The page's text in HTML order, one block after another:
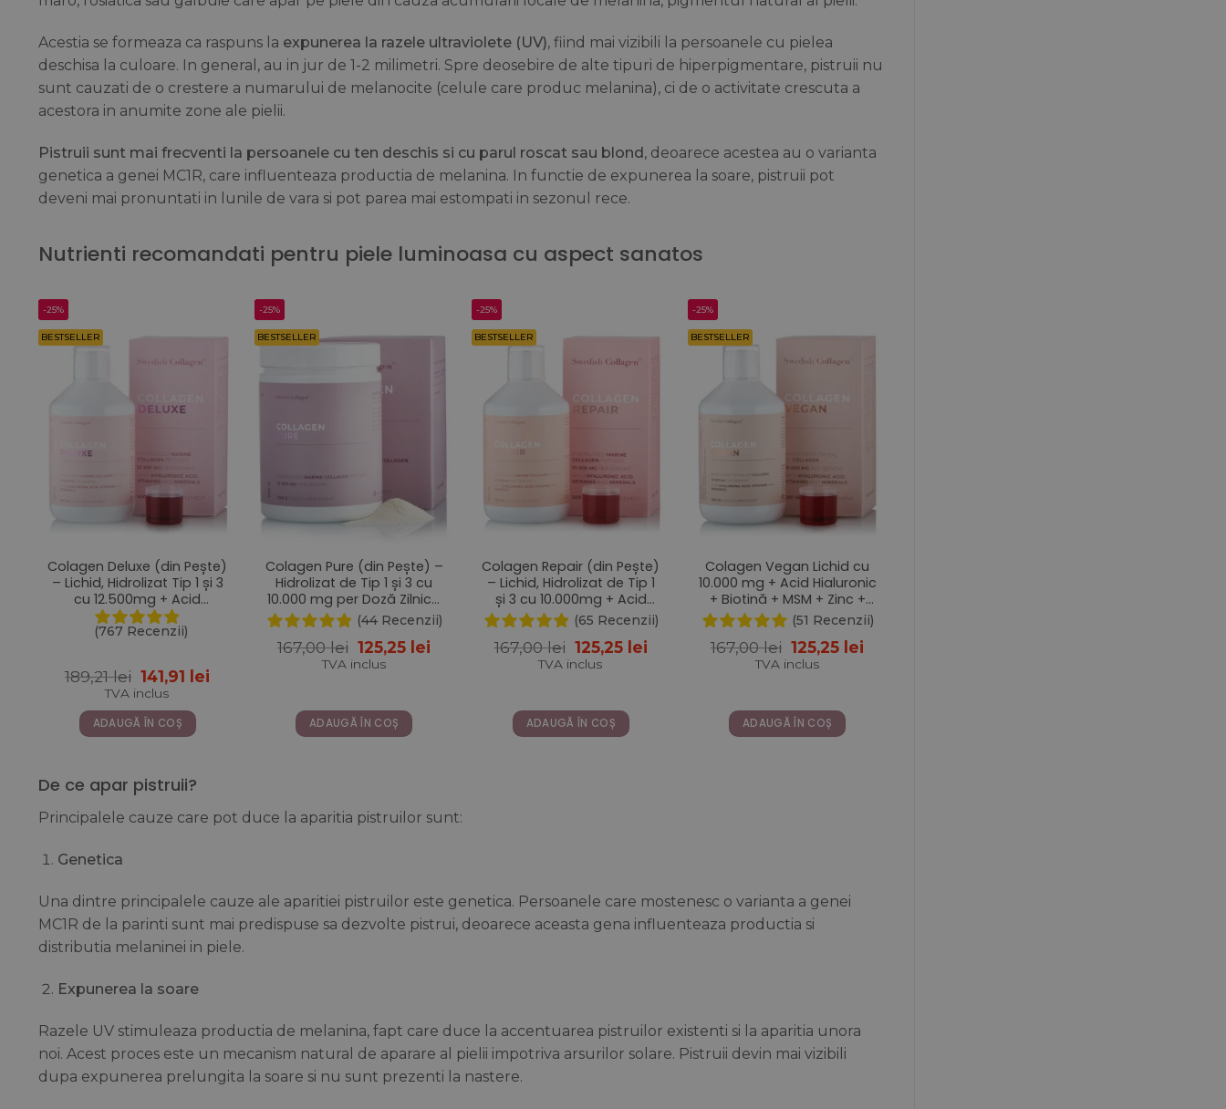
Acestia se formeaza ca raspuns la expunerea la razele ultraviolete (UV), fiind mai vizibili la persoanele cu pielea
deschisa la culoare. In general, au in jur de 1-2 milimetri. Spre deosebire de alte tipuri de hiperpigmentare, pistruii nu
sunt cauzati de o crestere a numarului de melanocite (celule care produc melanina), ci de o activitate crescuta a
acestora in anumite zone ale pielii.
Pistruii sunt mai frecventi la persoanele cu ten deschis si cu parul roscat sau blond, deoarece acestea au o varianta
genetica a genei MC1R, care influenteaza productia de melanina. In functie de expunerea la soare, pistruii pot
deveni mai pronuntati in lunile de vara si pot parea mai estompati in sezonul rece.
Nutrienti recomandati pentru piele luminoasa cu aspect sanatos
-25%
BESTSELLER
Colagen Deluxe (din Pește)
– Lichid, Hidrolizat Tip 1 și 3
cu 12.500mg + Acid
Hialuronic 75 mg + Biotină
5000 mcg + MSM + Zinc +
(767 Recenzii)
189,21lei Prețul
inițial
a
fost:
189,21 lei.
141,91 lei
TVA inclus
ADAUGĂ ÎN COȘ
-25%
BESTSELLER
Colagen Pure (din Pește) –
Hidrolizat de Tip 1 și 3 cu
10.000 mg per Doză Zilnică
– Sub formă de Pulbere cu
300 g
(44 Recenzii)
167,00lei Prețul
inițial
167,00 lei.
125,25 lei
TVA inclus
ADAUGĂ ÎN COȘ
-25%
BESTSELLER
Colagen Repair (din Pește)
– Lichid, Hidrolizat de Tip 1
și 3 cu 10.000mg + Acid
Hialuronic + Biotină + MSM
+ Zinc + Siliciu + Vitamine –
500ml
(65 Recenzii)
167,00lei Prețul
inițial
167,00 lei.
125,25 leiPrețul
TVA inclus
ADAUGĂ ÎN COȘ
-25%
BESTSELLER
Colagen Vegan Lichid cu
10.000 mg + Acid Hialuronic
+ Biotină + MSM + Zinc +
Siliciu + Seleniu + Vitamine
– 500 ml
(51 Recenzii)
167,00lei Prețul
inițial
167,00 lei.
125,25 lei
TVA inclus
ADAUGĂ ÎN COȘ
De ce apar pistruii?
Principalele cauze care pot duce la aparitia pistruilor sunt:
Genetica
Una dintre principalele cauze ale aparitiei pistruilor este genetica. Persoanele care mostenesc o varianta a genei
MC1R de la parinti sunt mai predispuse sa dezvolte pistrui, deoarece aceasta gena influenteaza productia si
distributia melaninei in piele.
Expunerea la soare
Razele UV stimuleaza productia de melanina, fapt care duce la accentuarea pistruilor existenti si la aparitia unora
noi. Acest proces este un mecanism natural de aparare al pielii impotriva arsurilor solare. Pistruii devin mai vizibili
dupa expunerea prelungita la soare si nu sunt prezenti la nastere.